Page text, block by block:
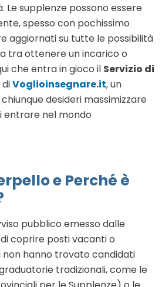
Le supplenze possono essere
spesso con pochissimo
aggiornati su tutte le possibilità
tra ottenere un incarico o
che entra in gioco il Servizio di
diVoglioinsegnare.it, un
desideri massimizzare
entrare nel mondo
e Perché è
pubblico emesso dalle
coprire posti vacanti o
non hanno trovato candidati
tradizionali, come le